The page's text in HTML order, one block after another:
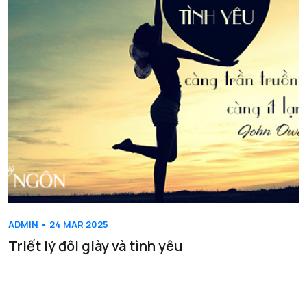
ADMIN • 24 MAR 2025
Triết lý đôi giày và tình yêu